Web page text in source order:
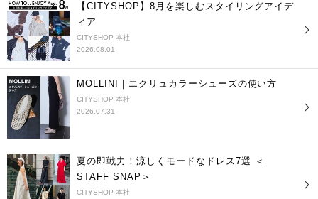
【CITYSHOP】8月を楽しむスタイリングアイデ
ィア
CITYSHOP 本社
2026.08.01
MOLLINI｜エクリュカラーシューズの使い方
CITYSHOP 本社
2026.07.31
夏の即戦力！涼しくモードなドレス7選 ＜
STAFF SNAP＞
CITYSHOP 本社